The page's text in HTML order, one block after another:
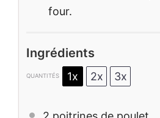
four.
Ingrédients
QUANTITÉS 1x 2x 3x